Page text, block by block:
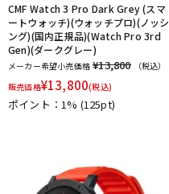
CMF Watch 3 Pro Dark Grey (スマ
ートウォッチ)(ウォッチプロ)(ノッシ
ング)(国内正規品)(Watch Pro 3rd
Gen)(ダークグレー)
メーカー希望小売価格 ¥13,800
（税込）
販売価格¥13,800(税込)
ポイント：1% (125pt)